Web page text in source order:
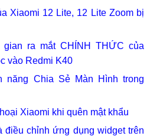
Xiaomi 12 Lite, 12 Lite Zoom bị
ra mắt CHÍNH THỨC của
vào Redmi K40
năng Chia Sẻ Màn Hình trong
Xiaomi khi quên mật khẩu
điều chỉnh ứng dụng widget trên